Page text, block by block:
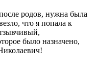
родов, нужна была
что я попала к
было назначено,